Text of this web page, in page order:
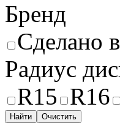
Бренд
Сделано
Радиус
R15 R16
Найти Очистить